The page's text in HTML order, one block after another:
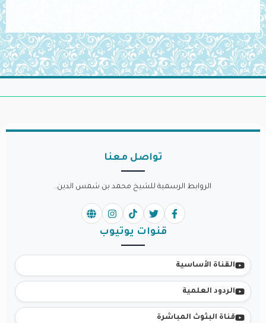
تواصل معنا
الروابط الرسمية للشيخ محمد بن شمس الدين.
قنوات يوتيوب
القناة الأساسية
الردود العلمية
قناة البثوث المباشرة